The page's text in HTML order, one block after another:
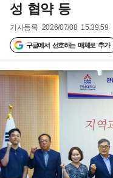
성 협약 등
기사등록 2026/07/08 15:39:59
구글에서 선호하는 매체로 추가